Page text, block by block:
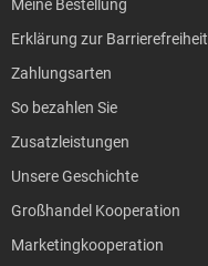
Meine Bestellung
Erklärung zur Barrierefreiheit
Zahlungsarten
So bezahlen Sie
Zusatzleistungen
Unsere Geschichte
Großhandel Kooperation
Marketingkooperation